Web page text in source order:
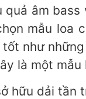
âm
mẫu loa
như
là một
hữu dải